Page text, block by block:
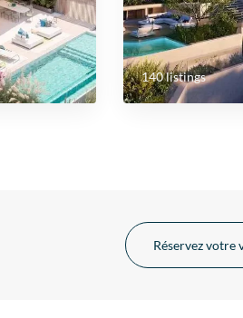
140 listings
Réservez votre